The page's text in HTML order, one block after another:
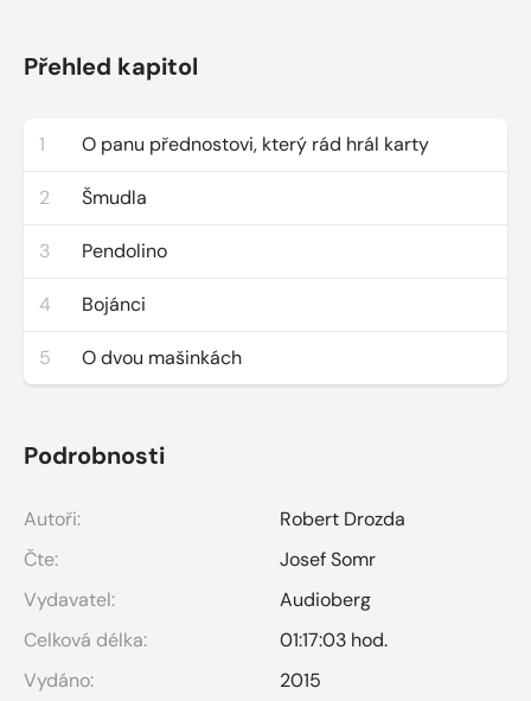
Přehled kapitol
1 O panu přednostovi, který rád hrál karty
2 Šmudla
3 Pendolino
4 Bojánci
5 O dvou mašinkách
Podrobnosti
Autoři:
Robert Drozda
Čte:
Josef Somr
Vydavatel:
Audioberg
Celková délka:
01:17:03 hod.
Vydáno:
2015